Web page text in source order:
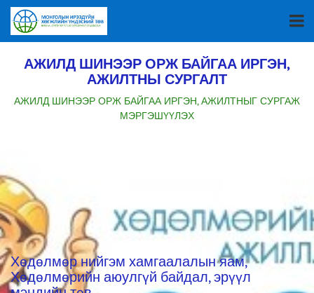
АЖИЛД ШИНЭЭР ОРЖ БАЙГАА ИРГЭН,
АЖИЛТНЫ СУРГАЛТ
АЖИЛД ШИНЭЭР ОРЖ БАЙГАА ИРГЭН, АЖИЛТНЫГ СУРГАЖ
МЭРГЭШҮҮЛЭХ
Хөдөлмөр нийгэм хамгаалалын яам,
Хөдөлмөрийн аюулгүй байдал, эрүүл